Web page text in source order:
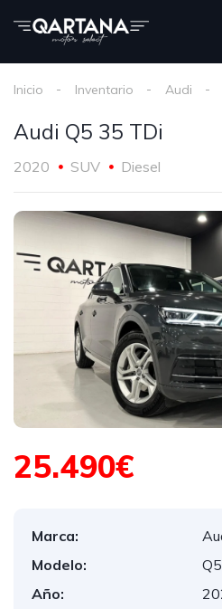
Inicio Inventario Audi
Audi Q5 35 TDi
2020 SUV Diesel
25.490€
Marca:
Modelo:
Q5
Año: